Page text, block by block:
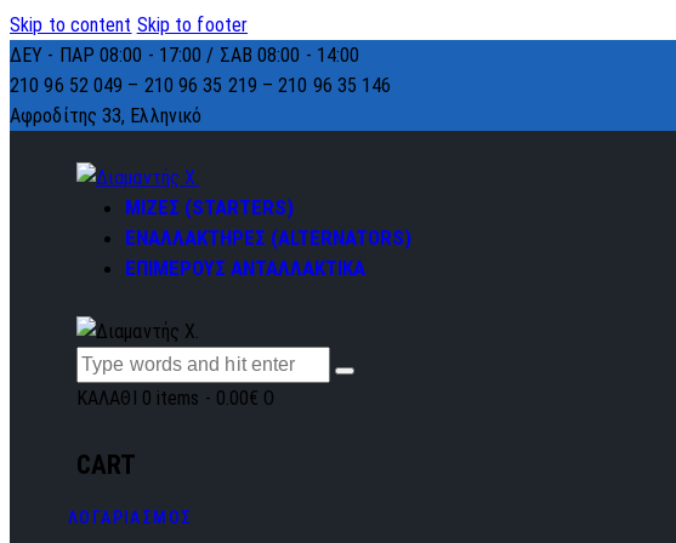
Skip to content Skip to footer
ΔΕΥ - ΠΑΡ 08:00 - 17:00 / ΣΑΒ 08:00 - 14:00
210 96 52 049 – 210 96 35 219 –210 96 35 146
Αφροδίτης 33, Ελληνικό
ΜΙΖΕΣ (STARTERS)
ΕΝΑΛΛΑΚΤΗΡΕΣ (ALTERNATORS)
ΕΠΙΜΕΡΟΥΣ ΑΝΤΑΛΛΑΚΤΙΚΑ
ΚΑΛΑΘΙ 0 items - 0.00€ 0
CART
ΛΟΓΑΡΙΑΣΜΟΣ